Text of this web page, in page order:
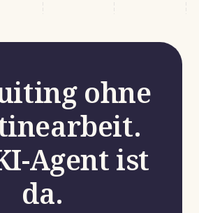
ohne
Agent ist
da.